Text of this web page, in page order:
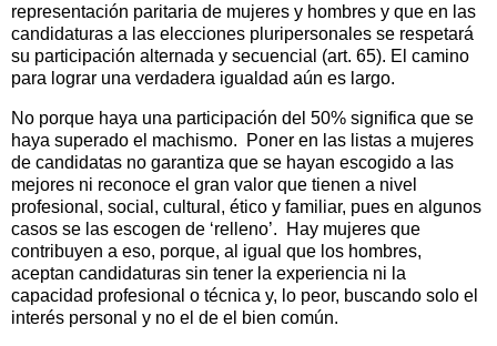
representación paritaria de mujeres y hombres y que en las
candidaturas a las elecciones pluripersonales se respetará
su participación alternada y secuencial (art. 65). El camino
para lograr una verdadera igualdad aún es largo.
No porque haya una participación del 50% significa que se
haya superado el machismo.
Poner en las listas a mujeres
de candidatas no garantiza que se hayan escogido a las
mejores ni reconoce el gran valor que tienen a nivel
profesional, social, cultural, ético y familiar, pues en algunos
casos se las escogen de ‘relleno’.
Hay mujeres que
contribuyen a eso, porque, al igual que los hombres,
aceptan candidaturas sin tener la experiencia ni la
capacidad profesional o técnica y, lo peor, buscando solo el
interés personal y no el de el bien común.